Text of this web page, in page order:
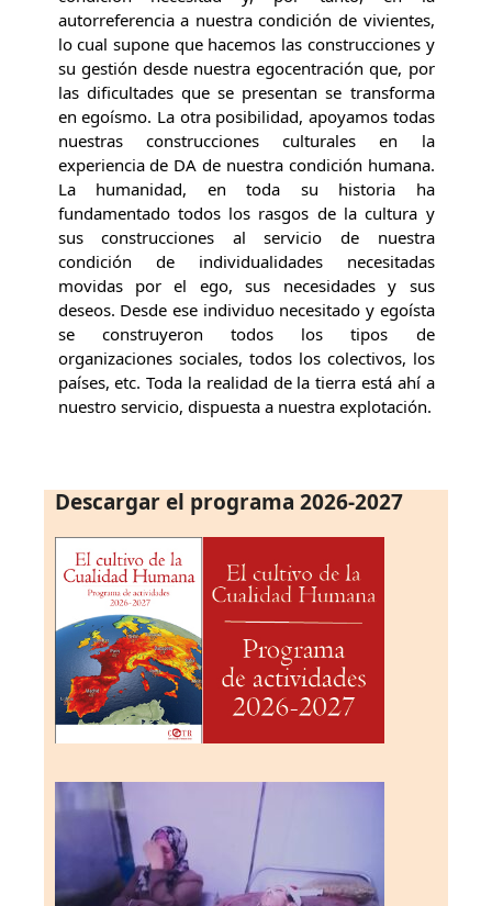
autorreferencia a nuestra condición de vivientes,
lo cual supone que hacemos las construcciones y
su gestión desde nuestra egocentración que, por
las dificultades que se presentan se transforma
en egoísmo. La otra posibilidad, apoyamos todas
nuestras construcciones culturales en la
experiencia de DA de nuestra condición humana.
La humanidad, en toda su historia ha
fundamentado todos los rasgos de la cultura y
sus construcciones al servicio de nuestra
condición de individualidades necesitadas
movidas por el ego, sus necesidades y sus
deseos. Desde ese individuo necesitado y egoísta
se construyeron todos los tipos de
organizaciones sociales, todos los colectivos, los
países, etc. Toda la realidad de la tierra está ahí a
nuestro servicio, dispuesta a nuestra explotación.
Descargar el programa 2026-2027